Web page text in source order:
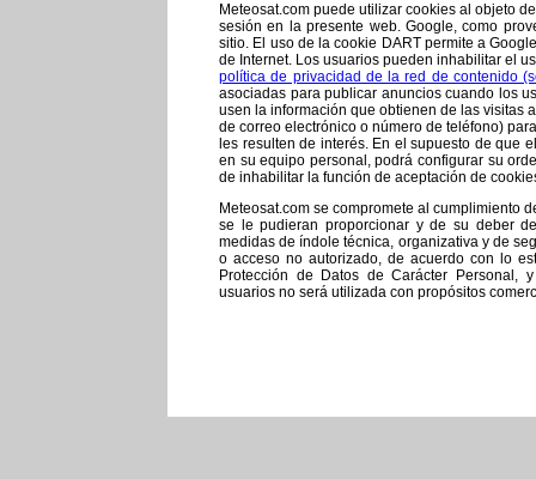
Meteosat.com puede utilizar cookies al objeto
sesión en la presente web. Google, como
sitio. El uso de la cookie DART permite a
de Internet. Los usuarios pueden inhabilitar el
política de privacidad de la red de contenido
asociadas para publicar anuncios cuando los
usen la información que obtienen de las visitas
de correo electrónico o número de teléfono)
les resulten de interés. En el supuesto de que
en su equipo personal, podrá configurar su
de inhabilitar la función de aceptación de
Meteosat.com se compromete al cumplimiento
se le pudieran proporcionar y de su deber
medidas de índole técnica, organizativa y de
o acceso no autorizado, de acuerdo con lo
Protección de Datos de Carácter Personal,
usuarios no será utilizada con propósitos